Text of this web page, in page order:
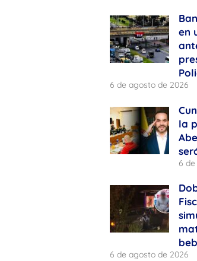
en
6 de agosto de 2026
la
6
6 de agosto de 2026